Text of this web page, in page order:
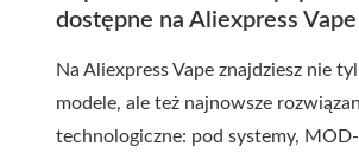
dostępne na Aliexpress Vape
Na Aliexpress Vape znajdziesz nie
modele, ale też najnowsze
technologiczne: pod systemy,